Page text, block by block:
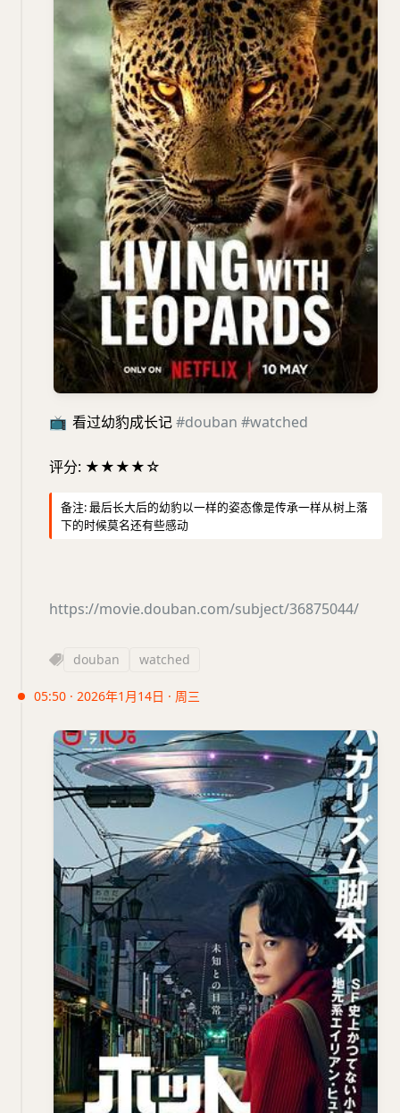
📺 看过幼豹成长记#douban #watched
评分: ★★★★☆
备注: 最后长大后的幼豹以一样的姿态像是传承一样从树上落
下的时候莫名还有些感动
https://movie.douban.com/subject/36875044/
douban watched
05:50 · 2026年1月14日 · 周三